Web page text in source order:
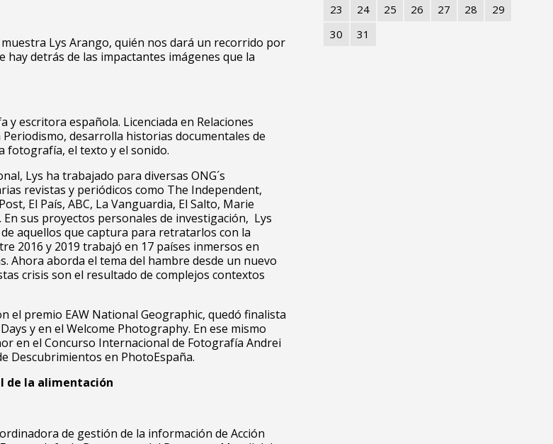
Lys Arango, quién nos dará un recorrido por
hay detrás de las impactantes imágenes que la
y escritora española. Licenciada en Relaciones
desarrolla historias documentales de
fotografía, el texto y el sonido.
Lys ha trabajado para diversas ONG´s
revistas y periódicos como The Independent,
El País, ABC, La Vanguardia, El Salto, Marie
En sus proyectos personales de investigación, Lys
aquellos que captura para retratarlos con la
2016 y 2019 trabajó en 17 países inmersos en
Ahora aborda el tema del hambre desde un nuevo
crisis son el resultado de complejos contextos
el premio EAW National Geographic, quedó finalista
y en el Welcome Photography. En ese mismo
en el Concurso Internacional de Fotografía Andrei
Descubrimientos en PhotoEspaña.
de la alimentación
de gestión de la información de Acción
23
24 25 26 27 28
29
30
31